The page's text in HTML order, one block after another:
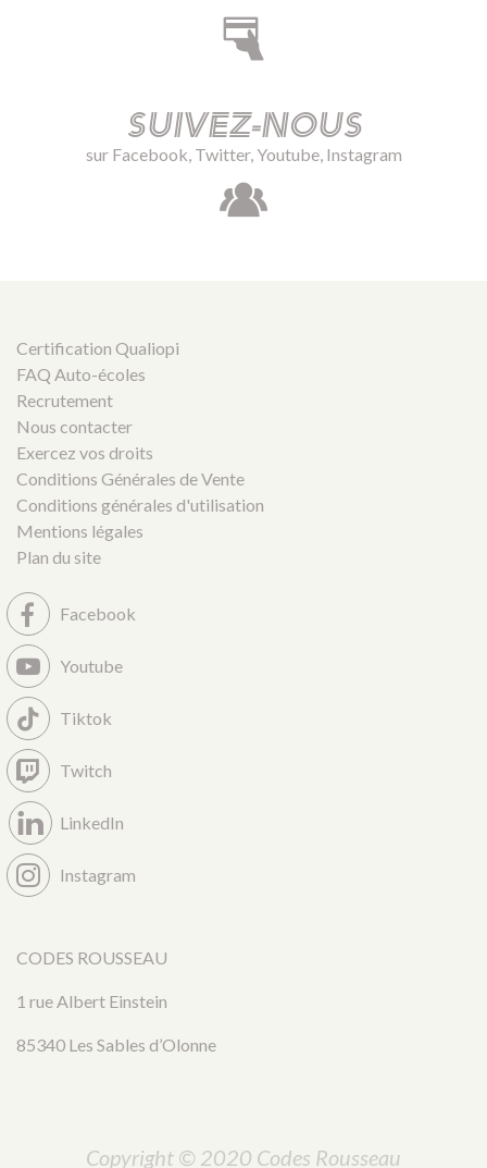
Suivez-nous
sur Facebook, Twitter, Youtube, Instagram
Certification Qualiopi
FAQ Auto-écoles
Recrutement
Nous contacter
Exercez vos droits
Conditions Générales de Vente
Conditions générales d'utilisation
Mentions légales
Plan du site
Facebook
Youtube
Tiktok
Twitch
LinkedIn
Instagram
CODES ROUSSEAU
1 rue Albert Einstein
85340 Les Sables d’Olonne
Copyright © 2020 Codes Rousseau